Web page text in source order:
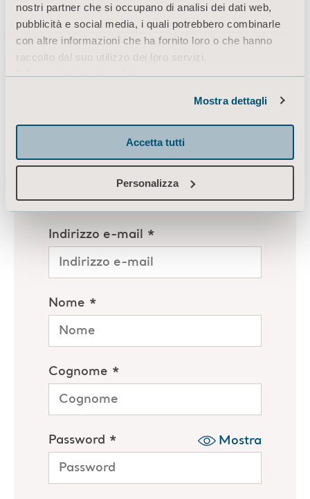
nostri partner che si occupano di analisi dei dati web,
pubblicità e social media, i quali potrebbero combinarle
con altre informazioni che ha fornito loro o che hanno
raccolto dal suo utilizzo dei loro servizi.
Informazioni sui cookie
Mostra dettagli
Accetta tutti
Personalizza